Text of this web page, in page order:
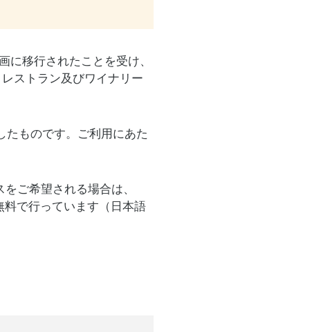
に移行されたことを受け、
ストラン及びワイナリー
たものです。ご利用にあた
ご希望される場合は、
料で行っています（日本語